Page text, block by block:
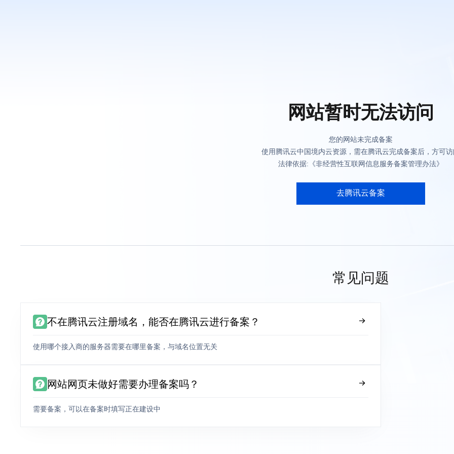
网站暂时无法访问
您的网站未完成备案
使用腾讯云中国境内云资源，需在腾讯云完成备案后，方可
法律依据:《非经营性互联网信息服务备案管理办法》
去腾讯云备案
常见问题
不在腾讯云注册域名，能否在腾讯云进行备案？
使用哪个接入商的服务器需要在哪里备案，与域名位置无关
网站网页未做好需要办理备案吗？
需要备案，可以在备案时填写正在建设中